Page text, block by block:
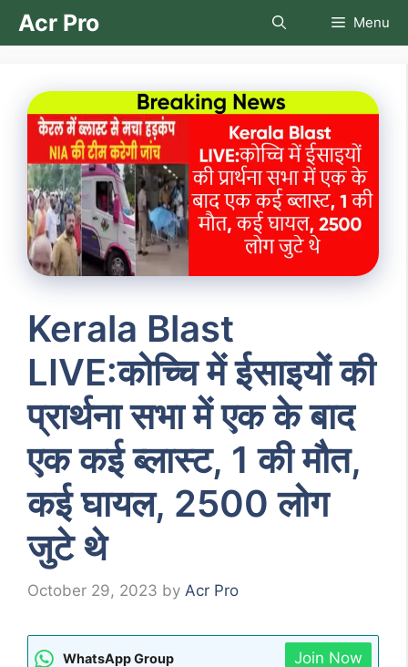
SkipAcr Pro Menu
Kerala Blast
LIVE:कोच्चि में ईसाइयों की
प्रार्थना सभा में एक के बाद
एक कई ब्लास्ट, 1 की मौत,
कई घायल, 2500 लोग
जुटे थे
October 29, 2023 by Acr Pro
WhatsApp Group Join Now